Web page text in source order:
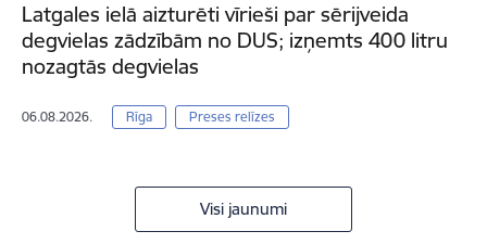
Latgales ielā aizturēti vīrieši par sērijveida
degvielas zādzībām no DUS; izņemts 400 litru
nozagtās degvielas
06.08.2026. Rīga Preses relīzes
Visi jaunumi